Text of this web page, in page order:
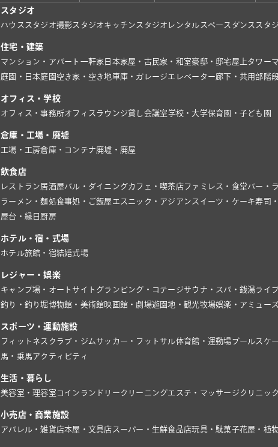
スタジオ
ハウススタジオ撮影スタジオキッチンスタジオ レンタルスペース ダンススタ
住宅・建築
マンション・アパート 一軒家 日本家屋・古民家・和室豪邸・邸宅屋上タワー
庭園・日本庭園 空き家・空き地 車庫・ガレージ エレベーター廊下・共用部 階
オフィス・学校
オフィス・事務所オフィスラウンジ貸し会議室学校・大学保育園・子ども園
倉庫・工場・廃墟
工場・工房倉庫・コンテナ廃墟・廃屋
飲食店
レストラン居酒屋バル・ダイニングカフェ・喫茶店ファミレス・食堂バー・
ラーメン・麺処食事処・ご飯屋 エスニック・アジアン スイーツ・ケーキ寿司
屋台・縁日 厨房
ホテル・宿・式場
ホテル旅館・宿結婚式場
レジャー・娯楽
キャンプ場・オートサイト グランピング・コテージサウナ・スパ・銭湯ライ
釣り・釣り堀博物館・美術館映画館・劇場遊園地・観光牧場娯楽・アミュー
スポーツ・運動施設
フィットネスクラブ・ジム サッカー・フットサル体育館・運動場プールスケ
馬・乗馬アクティビティ
生活・暮らし
美容室・理容室 コインランドリー クリーニングエステ・マッサージ クリニッ
小売店・商業施設
アパレル・雑貨店本屋・文具店 スーパー・生鮮食品店玩具・駄菓子花屋・植